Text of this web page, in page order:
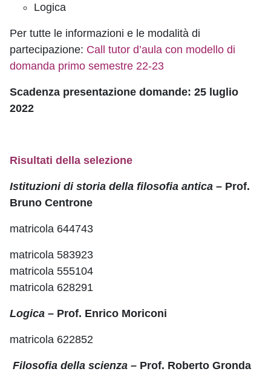
Logica
Per tutte le informazioni e le modalità di
partecipazione: Call tutor d’aula con modello di
domanda primo semestre 22-23
Scadenza presentazione domande: 25 luglio
2022
Risultati della selezione
Istituzioni di storia della filosofia antica – Prof.
Bruno Centrone
matricola 644743
matricola 583923
matricola 555104
matricola 628291
Logica – Prof. Enrico Moriconi
matricola 622852
Filosofia della scienza – Prof. Roberto Gronda